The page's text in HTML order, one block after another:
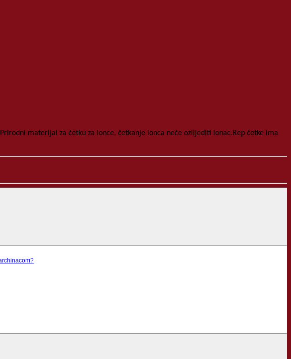
Prirodni materijal za četku za lonce, četkanje lonca neće ozlijediti lonac.Rep četke ima